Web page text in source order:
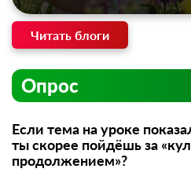
Читать блоги
Опрос
Если тема на уроке
ты скорее пойдёшь за
продолжением»?